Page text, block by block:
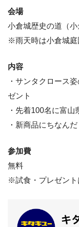
会場
小倉城歴史の道（小
※雨天時は小倉城庭
内容
・サンタクロース
ゼント
・先着100名に富
・新商品にちなん
参加費
無料
※試食・プレゼント